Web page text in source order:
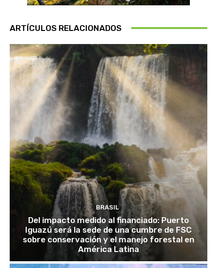
ARTÍCULOS RELACIONADOS
BRASIL
Del impacto medido al financiado: Puerto
Iguazú será la sede de una cumbre de FSC
sobre conservación y el manejo forestal en
América Latina